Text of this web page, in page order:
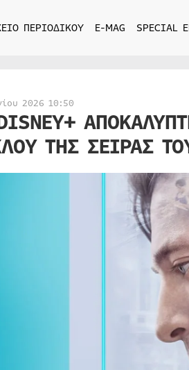
ΠΕΡΙΟΔΙΚΟΥ E-MAG SPECIAL
2026 10:50
ΤΗΣ ΣΕΙΡΑΣ